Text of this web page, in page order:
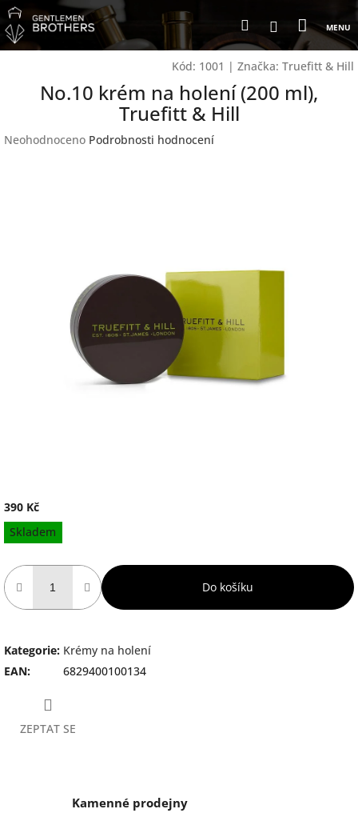
Přejít
na
obsah
HledatPřihlášení
košík
Kód: 1001 | Značka: Truefitt & Hill
No.10 krém na holení (200 ml),
Truefitt & Hill
Průměrné
Neohodnoceno Podrobnosti hodnocení
390 Kč
Měrná
cena:
Skladem
Do košíku
Kategorie: Krémy na holení
EAN: 6829400100134
ZEPTAT SE
Kamenné prodejny